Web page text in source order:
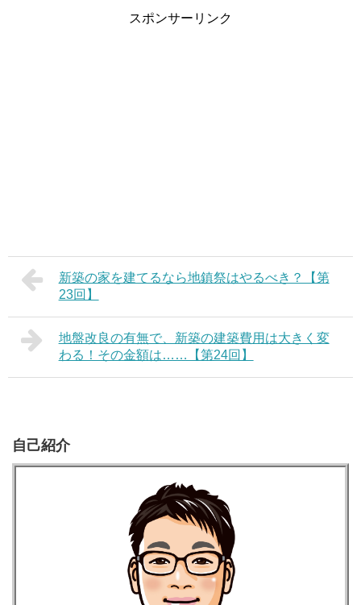
スポンサーリンク
新築の家を建てるなら地鎮祭はやるべき？【第
23回】
地盤改良の有無で、新築の建築費用は大きく変
わる！その金額は……【第24回】
自己紹介